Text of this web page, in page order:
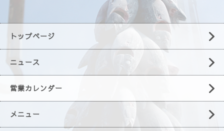
トップページ
ニュース
営業カレンダー
メニュー